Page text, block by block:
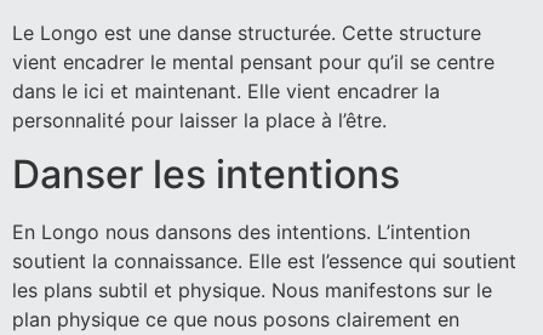
Le Longo est une danse structurée. Cette structure
vient encadrer le mental pensant pour qu’il se centre
dans le ici et maintenant. Elle vient encadrer la
personnalité pour laisser la place à l’être.
Danser les intentions
En Longo nous dansons des intentions. L’intention
soutient la connaissance. Elle est l’essence qui soutient
les plans subtil et physique. Nous manifestons sur le
plan physique ce que nous posons clairement en